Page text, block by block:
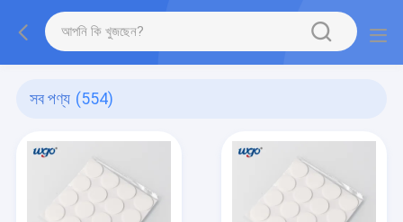
সব পণ্য (554)